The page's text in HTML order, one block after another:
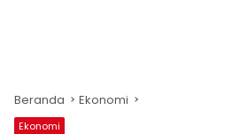
Beranda Ekonomi
Ekonomi